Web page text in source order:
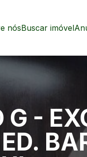
nósBuscar imóvel
G -